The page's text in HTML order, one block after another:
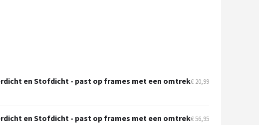
en Stofdicht - past op frames met een omtrek€ 20,99
en Stofdicht - past op frames met een omtrek€ 56,95